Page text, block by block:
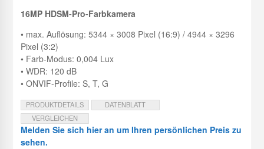
16MP HDSM-Pro-Farbkamera
• max. Auflösung: 5344 × 3008 Pixel (16:9) / 4944 × 3296
Pixel (3:2)
• Farb-Modus: 0,004 Lux
• WDR: 120 dB
• ONVIF-Profile: S, T, G
PRODUKTDETAILS
DATENBLATT
VERGLEICHEN
Melden Sie sich hier an um Ihren persönlichen Preis zu
sehen.